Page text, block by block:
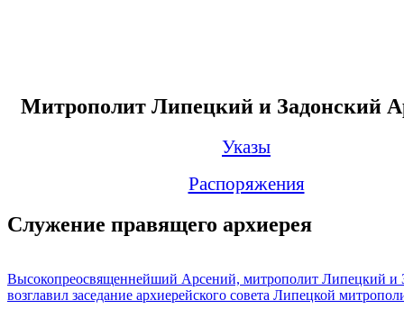
Митрополит Липецкий и Задонский
Указы
Распоряжения
Служение правящего архиерея
Высокопреосвященнейший Арсений, митрополит Липецкий и
возглавил заседание архиерейского совета Липецкой